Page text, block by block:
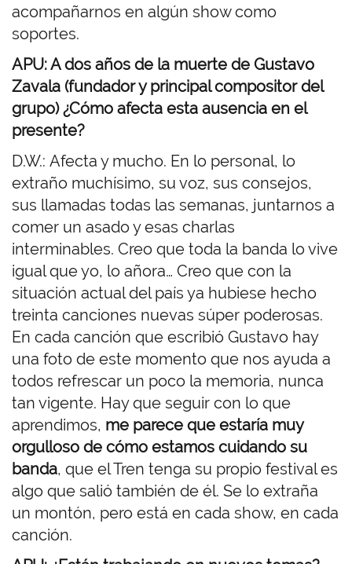
acompañarnos en algún show como
soportes.
APU: Ados años de la muerte de Gustavo
Zavala (fundador y principal compositor del
grupo)¿Cómo afecta esta ausencia en el
presente?
D.W.: Afecta y mucho. En lo personal, lo
extraño muchísimo, su voz, sus consejos,
sus llamadas todas las semanas, juntarnos a
comer un asado y esas charlas
interminables. Creo que toda la banda lo vive
igual que yo, lo añora… Creo que con la
situación actual del país ya hubiese hecho
treinta canciones nuevas súper poderosas.
En cada canción que escribió Gustavo hay
una foto de este momento que nos ayuda a
todos refrescar un poco la memoria, nunca
tan vigente. Hay que seguir con lo que
aprendimos, me parece que estaría muy
orgulloso de cómo estamos cuidando su
banda, que el Tren tenga su propio festival es
algo que salió también de él. Se lo extraña
un montón, pero está en cada show, en cada
canción.